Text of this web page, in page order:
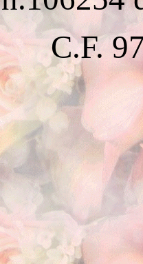
C.F.